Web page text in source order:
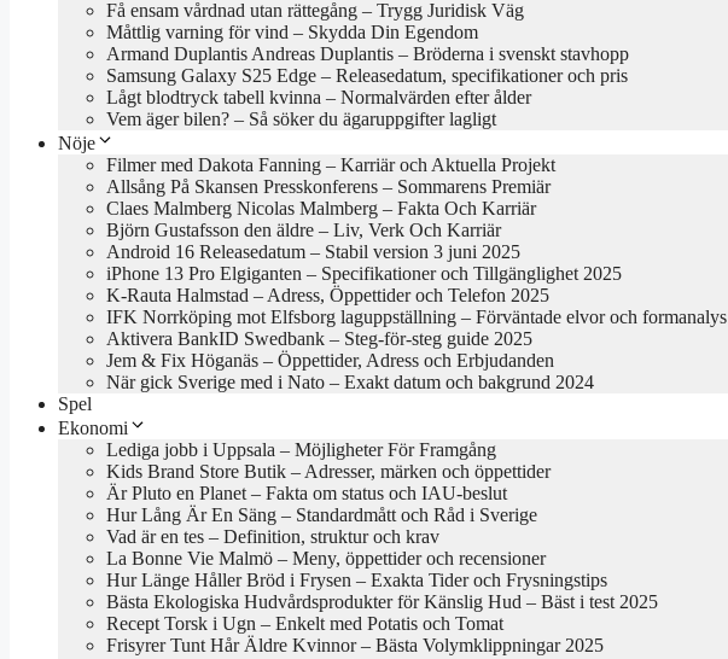
Få ensam vårdnad utan rättegång – Trygg Juridisk Väg
Måttlig varning för vind – Skydda Din Egendom
Armand Duplantis Andreas Duplantis – Bröderna i svenskt stavhopp
Samsung Galaxy S25 Edge – Releasedatum, specifikationer och pris
Lågt blodtryck tabell kvinna – Normalvärden efter ålder
Vem äger bilen? – Så söker du ägaruppgifter lagligt
Nöje
Filmer med Dakota Fanning – Karriär och Aktuella Projekt
Allsång På Skansen Presskonferens – Sommarens Premiär
Claes Malmberg Nicolas Malmberg – Fakta Och Karriär
Björn Gustafsson den äldre – Liv, Verk Och Karriär
Android 16 Releasedatum – Stabil version 3 juni 2025
iPhone 13 Pro Elgiganten – Specifikationer och Tillgänglighet 2025
K-Rauta Halmstad – Adress, Öppettider och Telefon 2025
IFK Norrköping mot Elfsborg laguppställning – Förväntade elvor och formanalys
Aktivera BankID Swedbank – Steg-för-steg guide 2025
Jem & Fix Höganäs – Öppettider, Adress och Erbjudanden
När gick Sverige med i Nato – Exakt datum och bakgrund 2024
Spel
Ekonomi
Lediga jobb i Uppsala – Möjligheter För Framgång
Kids Brand Store Butik – Adresser, märken och öppettider
Är Pluto en Planet – Fakta om status och IAU-beslut
Hur Lång Är En Säng – Standardmått och Råd i Sverige
Vad är en tes – Definition, struktur och krav
La Bonne Vie Malmö – Meny, öppettider och recensioner
Hur Länge Håller Bröd i Frysen – Exakta Tider och Frysningstips
Bästa Ekologiska Hudvårdsprodukter för Känslig Hud – Bäst i test 2025
Recept Torsk i Ugn – Enkelt med Potatis och Tomat
Frisyrer Tunt Hår Äldre Kvinnor – Bästa Volymklippningar 2025